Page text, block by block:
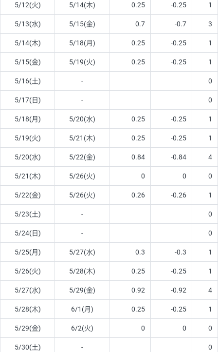
5/12(火) 5/14(木) 0.25 -0.25 1
5/13(水) 5/15(金) 0.7 -0.7 3
5/14(木) 5/18(月) 0.25 -0.25 1
5/15(金) 5/19(火) 0.25 -0.25 1
5/16(土) - 0
5/17(日) - 0
5/18(月) 5/20(水) 0.25 -0.25 1
5/19(火) 5/21(木) 0.25 -0.25 1
5/20(水) 5/22(金) 0.84 -0.84 4
5/21(木) 5/26(火) 0 0 0
5/22(金) 5/26(火) 0.26 -0.26 1
5/23(土) - 0
5/24(日) - 0
5/25(月) 5/27(水) 0.3 -0.3 1
5/26(火) 5/28(木) 0.25 -0.25 1
5/27(水) 5/29(金) 0.92 -0.92 4
5/28(木) 6/1(月) 0.25 -0.25 1
5/29(金) 6/2(火) 0 0 0
5/30(土) - 0